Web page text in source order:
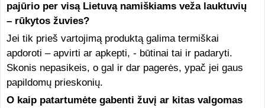
pajūrio per visą Lietuvą namiškiams veža lauktuvių
– rūkytos žuvies?
Jei tik prieš vartojimą produktą galima termiškai
apdoroti – apvirti ar apkepti, - būtinai tai ir padaryti.
Skonis nepasikeis, o gal ir dar pagerės, ypač jei gaus
papildomų prieskonių.
O kaip patartumėte gabenti žuvį ar kitas valgomas